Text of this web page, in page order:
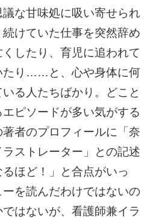
な甘味処に吸い寄せられ
けていた仕事を突然辞め
したり、育児に追われて
たり……と、心や身体に何
る人たちばかり。どこと
ピソードが多い気がする
者のプロフィールに「奈
ストレーター」との記述
ほど！」と合点がいっ
を読んだわけではないの
はないが、看護師兼イラ